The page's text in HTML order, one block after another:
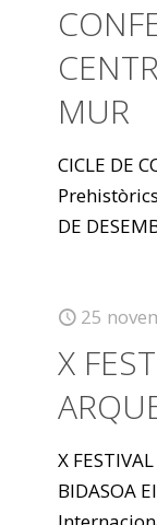
MUR
CICLE DE
DE
25
X
X
BIDASOA